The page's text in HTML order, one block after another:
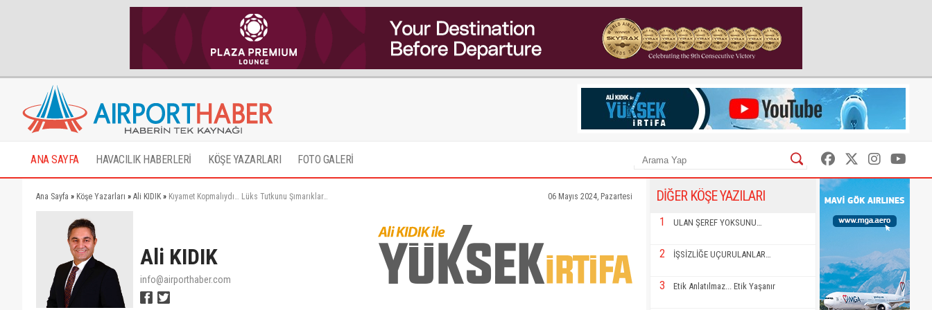
ANA SAYFA HAVACILIK HABERLERİ KÖŞE YAZARLARI FOTO GALERİ
Ana Sayfa » Köşe Yazarları » Ali KIDIK » Kıyamet Kopmalıydı… Lüks Tutkunu Şımarıklar… 06 Mayıs 2024, Pazartesi
Ali KIDIK
info@airporthaber.com
DİĞER KÖŞE YAZILARI
1 ULAN ŞEREF YOKSUNU…
2 İŞSİZLİĞE UÇURULANLAR…
3 Etik Anlatılmaz... Etik Yaşanır